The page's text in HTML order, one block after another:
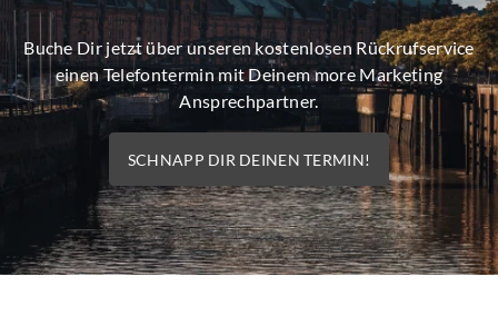
Buche Dir jetzt über unseren kostenlosen Rückrufservice
einen Telefontermin mit Deinem more Marketing
Ansprechpartner.
SCHNAPP DIR DEINEN TERMIN!